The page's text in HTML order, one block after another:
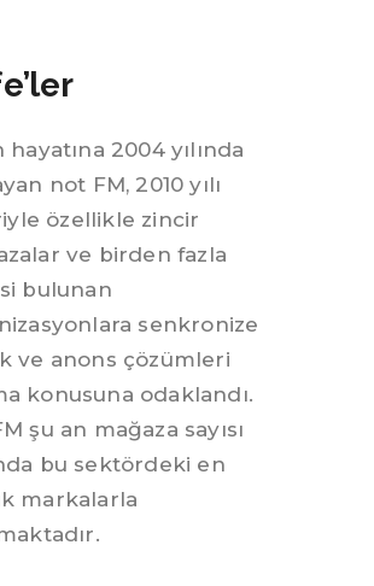
hayatına 2004 yılında
not FM, 2010 yılı
özellikle zincir
ve birden fazla
bulunan
senkronize
ve anons çözümleri
konusuna odaklandı.
şu an mağaza sayısı
bu sektördeki en
markalarla